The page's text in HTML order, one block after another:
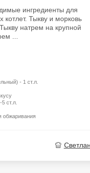
ингредиенты для
котлет. Тыкву и морковь
натрем на крупной
...
- 1 ст.л.
ст.л.
обжаривания